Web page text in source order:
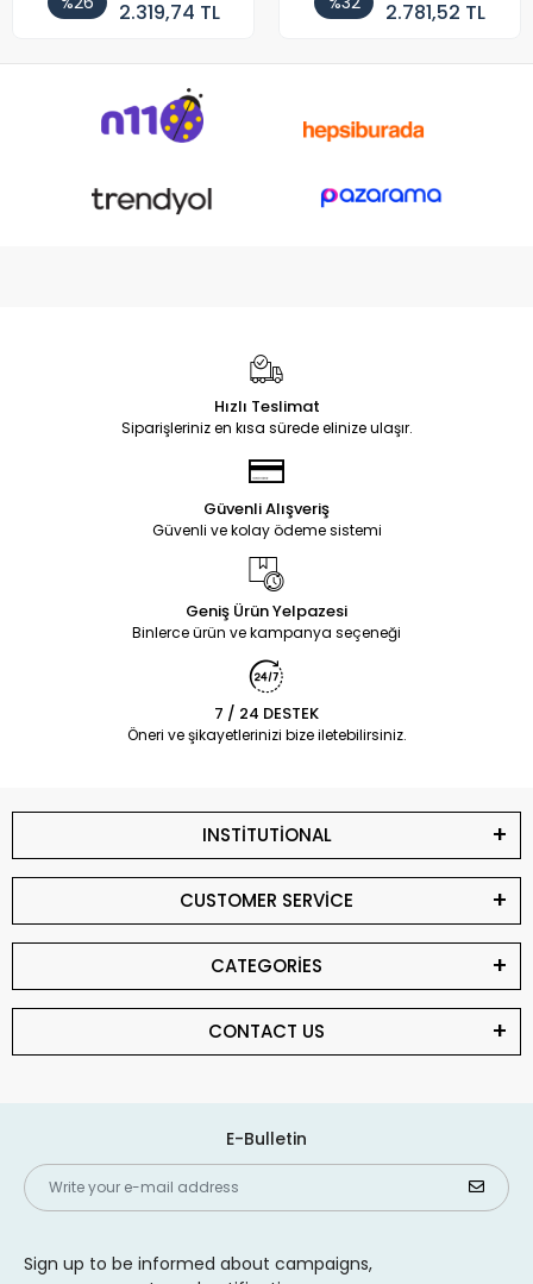
2.319,74 TL 2.781,52 TL
Hızlı Teslimat
Siparişleriniz en kısa sürede elinize ulaşır.
Güvenli Alışveriş
Güvenli ve kolay ödeme sistemi
Geniş Ürün Yelpazesi
Binlerce ürün ve kampanya seçeneği
7 / 24 DESTEK
Öneri ve şikayetlerinizi bize iletebilirsiniz.
INSTİTUTİONAL
CUSTOMER SERVİCE
CATEGORİES
CONTACT US
E-Bulletin
Sign up to be informed about campaigns,